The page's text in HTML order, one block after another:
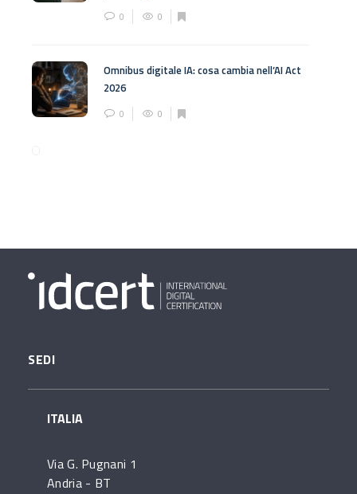
0 0
Omnibus digitale IA: cosa cambia nell’AI Act
2026
0 0
SEDI
ITALIA
Via G. Pugnani 1
Andria - BT